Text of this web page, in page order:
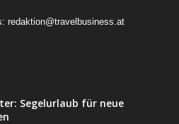
redaktion@travelbusiness.at
Segelurlaub für neue